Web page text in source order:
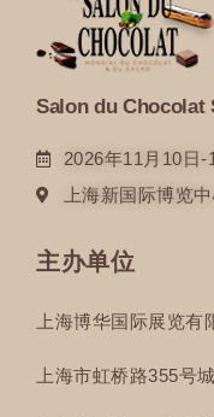
Salon du Chocolat
2026年11月10日-
上海新国际博览
主办单位
上海博华国际展览有
上海市虹桥路355号